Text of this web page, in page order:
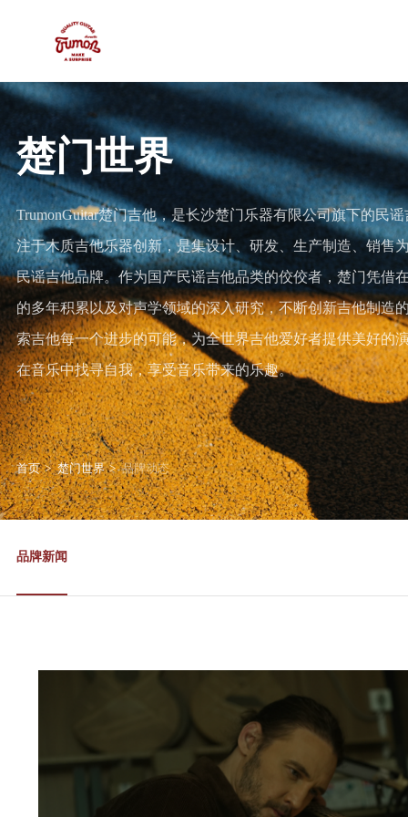
楚门世界
TrumonGuitar楚门吉他，是长沙楚门乐器有限公司旗下的民
注于木质吉他乐器创新，是集设计、研发、生产制造、销售
民谣吉他品牌。作为国产民谣吉他品类的佼佼者，楚门凭借
的多年积累以及对声学领域的深入研究，不断创新吉他制造
索吉他每一个进步的可能，为全世界吉他爱好者提供美好的
在音乐中找寻自我，享受音乐带来的乐趣。
首页 > 楚门世界 > 品牌动态
品牌新闻